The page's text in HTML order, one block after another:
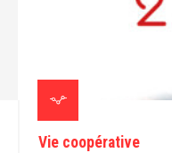
Vie coopérative